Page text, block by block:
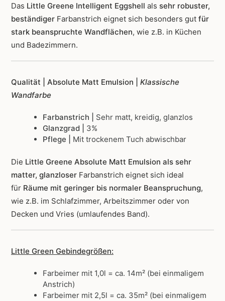
Das Little Greene Intelligent Eggshell als sehr robuster,
beständiger Farbanstrich eignet sich besonders gut für
stark beanspruchte Wandflächen, wie z.B. in Küchen
und Badezimmern.
Qualität | Absolute Matt Emulsion | Klassische
Wandfarbe
Farbanstrich | Sehr matt, kreidig, glanzlos
Glanzgrad | 3%
Pflege | Mit trockenem Tuch abwischbar
Die Little Greene Absolute Matt Emulsion als sehr
matter, glanzloser Farbanstrich eignet sich ideal
für Räume mit geringer bis normaler Beanspruchung,
wie z.B. im Schlafzimmer, Arbeitszimmer oder von
Decken und Vries (umlaufendes Band).
Little Green Gebindegrößen:
Farbeimer mit 1,0l = ca. 14m² (bei einmaligem
Anstrich)
Farbeimer mit 2,5l = ca. 35m² (bei einmaligem